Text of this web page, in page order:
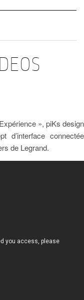
», piKs design
connectée
de Legrand.